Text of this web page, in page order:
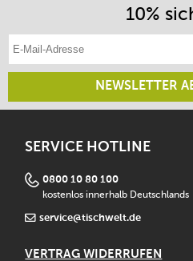
10%
NEWSLETTER
SERVICE HOTLINE
0800 10 80 100
kostenlos innerhalb Deutschlands
service@tischwelt.de
VERTRAG WIDERRUFEN